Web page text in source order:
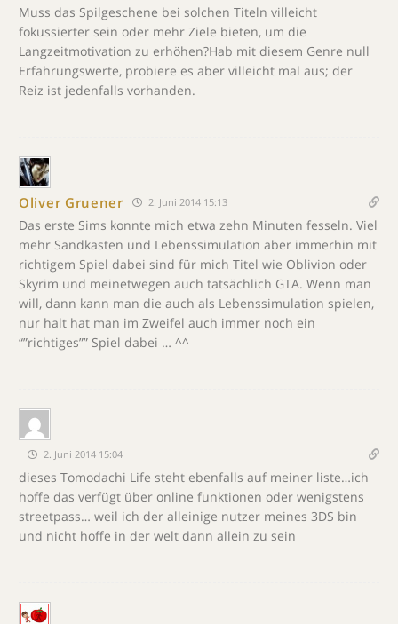
Muss das Spilgeschene bei solchen Titeln villeicht
fokussierter sein oder mehr Ziele bieten, um die
Langzeitmotivation zu erhöhen?Hab mit diesem Genre null
Erfahrungswerte, probiere es aber villeicht mal aus; der
Reiz ist jedenfalls vorhanden.
Oliver Gruener 2. Juni 2014 15:13
Das erste Sims konnte mich etwa zehn Minuten fesseln. Viel
mehr Sandkasten und Lebenssimulation aber immerhin mit
richtigem Spiel dabei sind für mich Titel wie Oblivion oder
Skyrim und meinetwegen auch tatsächlich GTA. Wenn man
will, dann kann man die auch als Lebenssimulation spielen,
nur halt hat man im Zweifel auch immer noch ein
“”richtiges”” Spiel dabei … ^^
2. Juni 2014 15:04
dieses Tomodachi Life steht ebenfalls auf meiner liste…ich
hoffe das verfügt über online funktionen oder wenigstens
streetpass… weil ich der alleinige nutzer meines 3DS bin
und nicht hoffe in der welt dann allein zu sein